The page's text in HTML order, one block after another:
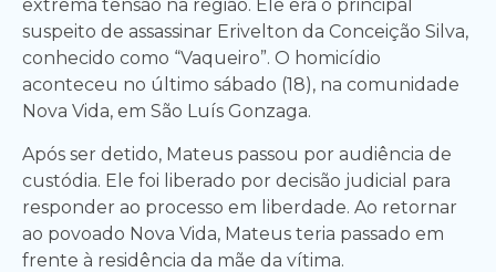
extrema tensão na região. Ele era o principal
suspeito de assassinar Erivelton da Conceição Silva,
conhecido como “Vaqueiro”. O homicídio
aconteceu no último sábado (18), na comunidade
Nova Vida, em São Luís Gonzaga.
Após ser detido, Mateus passou por audiência de
custódia. Ele foi liberado por decisão judicial para
responder ao processo em liberdade. Ao retornar
ao povoado Nova Vida, Mateus teria passado em
frente à residência da mãe da vítima.